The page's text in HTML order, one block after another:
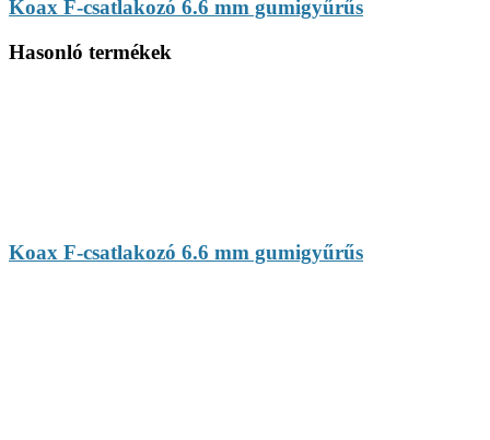
Koax F-csatlakozó 6.6 mm gumigyűrűs
Hasonló termékek
Koax F-csatlakozó 6.6 mm gumigyűrűs